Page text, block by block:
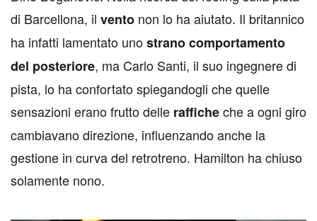
di Barcellona, il vento non lo ha aiutato. Il britannico
ha infatti lamentato unostrano comportamento
del posteriore, ma Carlo Santi, il suo ingegnere di
pista, lo ha confortato spiegandogli che quelle
sensazioni erano frutto delle rafficheche a ogni giro
cambiavano direzione, influenzando anche la
gestione in curva del retrotreno. Hamilton ha chiuso
solamente nono.